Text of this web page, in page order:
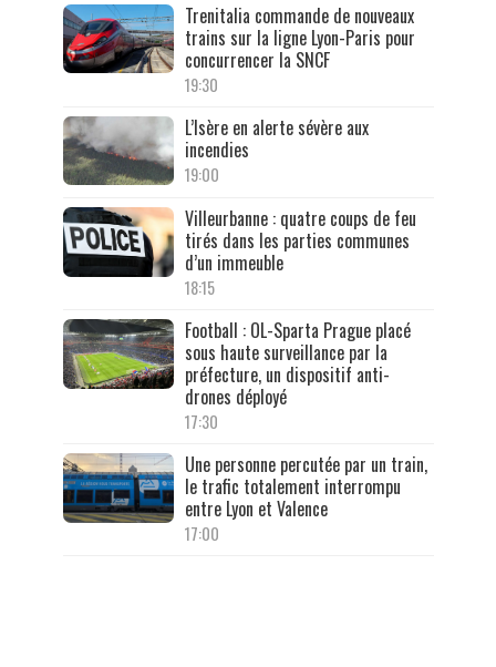
Trenitalia commande de nouveaux
trains sur la ligne Lyon-Paris pour
concurrencer la SNCF
19:30
L’Isère en alerte sévère aux
incendies
19:00
Villeurbanne : quatre coups de feu
tirés dans les parties communes
d’un immeuble
18:15
Football : OL-Sparta Prague placé
sous haute surveillance par la
préfecture, un dispositif anti-
drones déployé
17:30
Une personne percutée par un train,
le trafic totalement interrompu
entre Lyon et Valence
17:00